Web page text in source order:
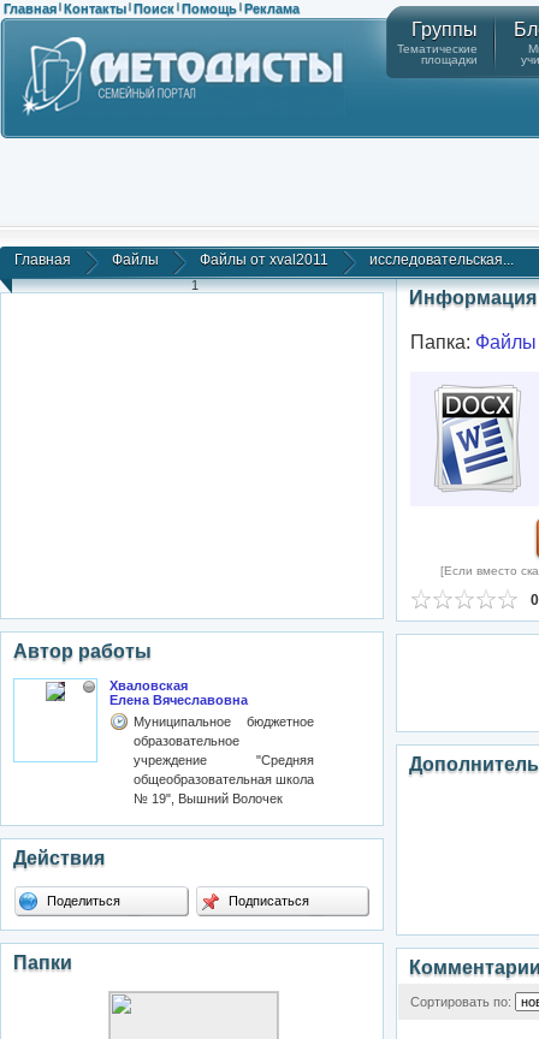
Главная | Контакты | Поиск | Помощь | Реклама
Группы
Тематические
площадки
Главная Файлы Файлы от xval2011 исследовательская...
1
Автор работы
Хваловская
Елена Вячеславовна
Муниципальное бюджетное
образовательное
учреждение "Средняя
общеобразовательная школа
№ 19", Вышний Волочек
Действия
Поделиться Подписаться
Папки
Информация
Папка: Файлы
[Если вместо
Сортировать по: